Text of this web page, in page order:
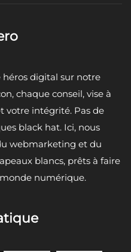
héros digital sur notre
chaque conseil, vise à
votre intégrité. Pas de
black hat. Ici, nous
webmarketing et du
blancs, prêts à faire
numérique.